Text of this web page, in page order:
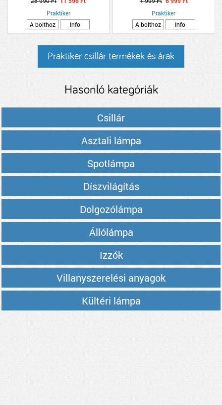
Praktiker
A bolthoz
Info
Praktiker
A bolthoz
Info
Praktiker csillár termékek és árak
Hasonló kategóriák
Csillár
Asztali lámpa
Spotlámpa
Díszvilágítás
Dolgozólámpa
Állólámpa
Izzók
Villanyszerelési anyagok
Kültéri lámpa